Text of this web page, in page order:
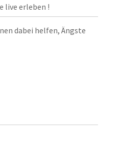
live erleben !
dabei helfen, Ängste